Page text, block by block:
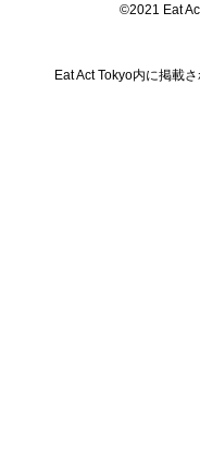
©2021 Eat
Eat Act Tokyo内に掲載